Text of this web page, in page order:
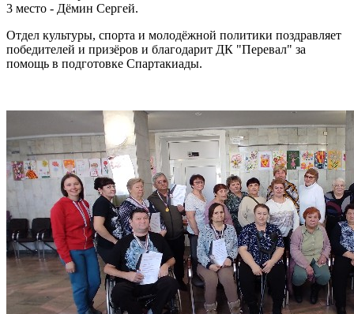
3 место - Дёмин Сергей.
Отдел культуры, спорта и молодёжной политики поздравляет
победителей и призёров и благодарит ДК "Перевал" за
помощь в подготовке Спартакиады.